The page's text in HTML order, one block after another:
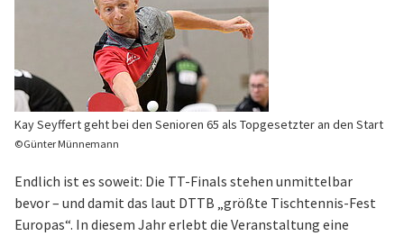
Kay Seyffert geht bei den Senioren 65 als Topgesetzter an den Start
©Günter Münnemann
Endlich ist es soweit: Die TT-Finals stehen unmittelbar
bevor – und damit das laut DTTB „größte Tischtennis-Fest
Europas“. In diesem Jahr erlebt die Veranstaltung eine